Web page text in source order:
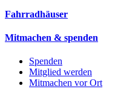
Fahrradhäuser
Mitmachen & spenden
Spenden
Mitglied werden
Mitmachen vor Ort